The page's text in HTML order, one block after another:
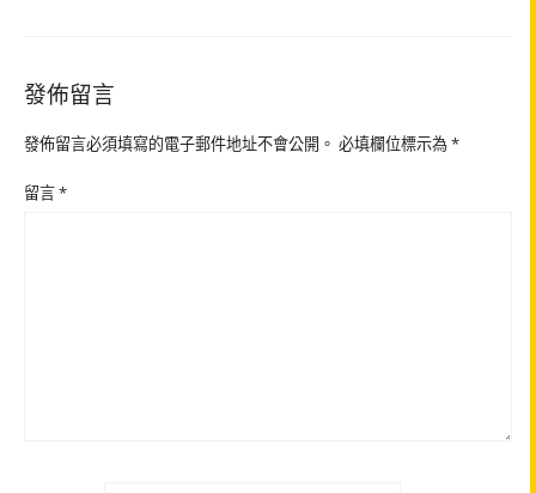
發佈留言
發佈留言必須填寫的電子郵件地址不會公開。 必填欄位標示為*
留言*